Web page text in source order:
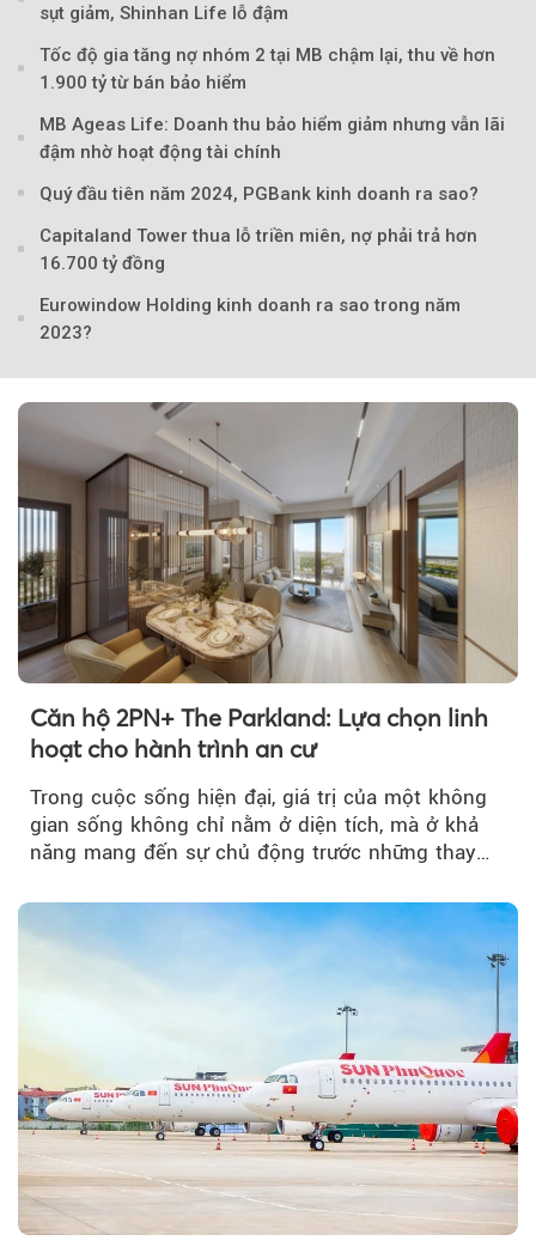
Theo
sụt giảm, Shinhan Life lỗ đậm
Tốc độ gia tăng nợ nhóm 2 tại MB chậm lại, thu về hơn
1.900 tỷ từ bán bảo hiểm
MB Ageas Life: Doanh thu bảo hiểm giảm nhưng vẫn lãi
đậm nhờ hoạt động tài chính
Quý đầu tiên năm 2024, PGBank kinh doanh ra sao?
Capitaland Tower thua lỗ triền miên, nợ phải trả hơn
16.700 tỷ đồng
Eurowindow Holding kinh doanh ra sao trong năm
2023?
Căn hộ 2PN+ The Parkland: Lựa chọn linh
hoạt cho hành trình an cư
Trong cuộc sống hiện đại, giá trị của một không
gian sống không chỉ nằm ở diện tích, mà ở khả
năng mang đến sự chủ động trước những thay